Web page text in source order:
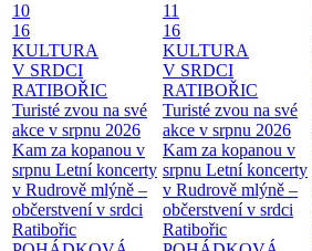
10
16
KULTURA
V SRDCI
RATIBOŘIC
Turisté zvou na své
akce v srpnu 2026
Kam za kopanou v
srpnu Letní koncerty
v Rudrově mlýně –
občerstvení v srdci
Ratibořic
11
16
KULTURA
V SRDCI
RATIBOŘIC
Turisté zvou na své
akce v srpnu 2026
Kam za kopanou v
srpnu Letní koncerty
v Rudrově mlýně –
občerstvení v srdci
Ratibořic